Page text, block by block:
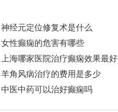
神经元定位修复术是什么
女性癫痫的危害有哪些
上海哪家医院治疗癫痫效果最好
羊角风病治疗的费用是多少
中医中药可以治好癫痫吗